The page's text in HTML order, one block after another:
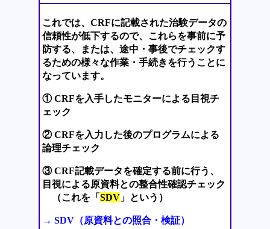
これでは、CRFに記載された治験データの
信頼性が低下するので、これらを事前に予
防する、または、途中・事後でチェックす
るための様々な作業・手続きを行うことに
なっています。
① CRFを入手したモニターによる目視チ
ェック
② CRFを入力した後のプログラムによる
論理チェック
③ CRF記載データを確定する前に行う、
目視による原資料との整合性確認チェック
（これを「 SDV 」という）
→ SDV（原資料との照合・検証）